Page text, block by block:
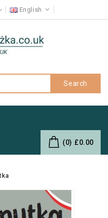
English
Search
(0) £0.00